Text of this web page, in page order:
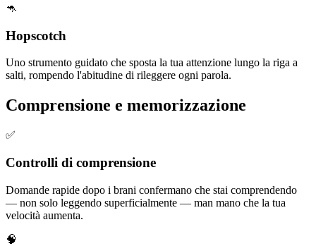
🦘
Hopscotch
Uno strumento guidato che sposta la tua attenzione lungo la riga a
salti, rompendo l'abitudine di rileggere ogni parola.
Comprensione e memorizzazione
✅
Controlli di comprensione
Domande rapide dopo i brani confermano che stai comprendendo
— non solo leggendo superficialmente — man mano che la tua
velocità aumenta.
🧠